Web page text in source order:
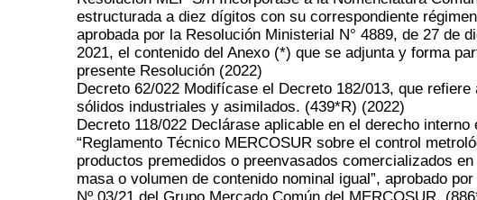
estructurada a diez dígitos con su correspondiente
aprobada por la Resolución Ministerial N° 4889, de 27 de
2021, el contenido del Anexo (*) que se adjunta y forma
presente Resolución (2022)
Decreto 62/022 Modifícase el Decreto 182/013, que refiere
sólidos industriales y asimilados. (439*R) (2022)
Decreto 118/022 Declárase aplicable en el derecho interno
“Reglamento Técnico MERCOSUR sobre el control
productos premedidos o preenvasados comercializados
masa o volumen de contenido nominal igual”, aprobado